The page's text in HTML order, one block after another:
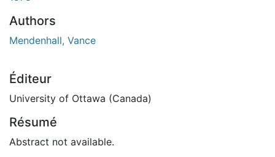
Authors
Mendenhall, Vance
Éditeur
University of Ottawa (Canada)
Résumé
Abstract not available.